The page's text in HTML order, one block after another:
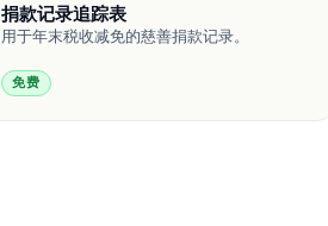
捐款记录追踪表
用于年末税收减免的慈善捐款记录。
免费